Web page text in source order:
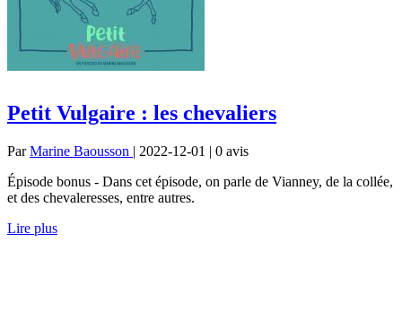
Petit Vulgaire : les chevaliers
ParMarine Baousson | 2022-12-01 | 0 avis
Épisode bonus - Dans cet épisode, on parle de Vianney, de la collée,
et des chevaleresses, entre autres.
Lire plus